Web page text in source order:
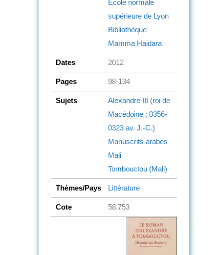
École normale
supérieure de Lyon
Bibliothèque
Mamma Haidara
Dates 2012
Pages 98-134
Sujets
Alexandre III (roi de
Macédoine ; 0356-
0323 av. J.-C.)
Manuscrits arabes
Mali
Tombouctou (Mali)
Thèmes/Pays Littérature
Cote 58.753